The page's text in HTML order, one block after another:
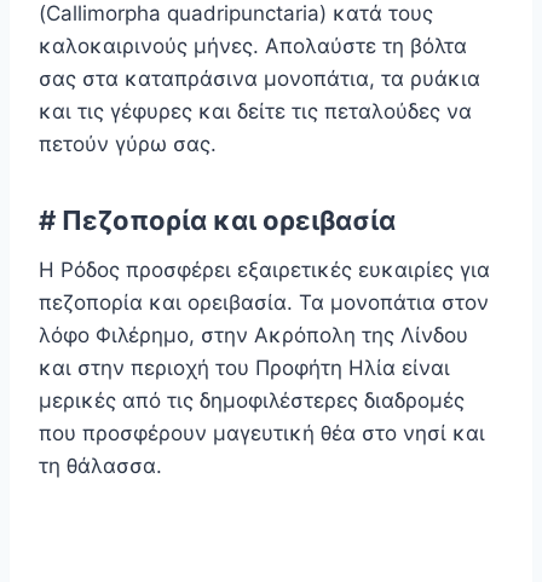
(Callimorpha quadripunctaria) κατά τους
καλοκαιρινούς μήνες. Απολαύστε τη βόλτα
σας στα καταπράσινα μονοπάτια, τα ρυάκια
και τις γέφυρες και δείτε τις πεταλούδες να
πετούν γύρω σας.
# Πεζοπορία και ορειβασία
Η Ρόδος προσφέρει εξαιρετικές ευκαιρίες για
πεζοπορία και ορειβασία. Τα μονοπάτια στον
λόφο Φιλέρημο, στην Ακρόπολη της Λίνδου
και στην περιοχή του Προφήτη Ηλία είναι
μερικές από τις δημοφιλέστερες διαδρομές
που προσφέρουν μαγευτική θέα στο νησί και
τη θάλασσα.